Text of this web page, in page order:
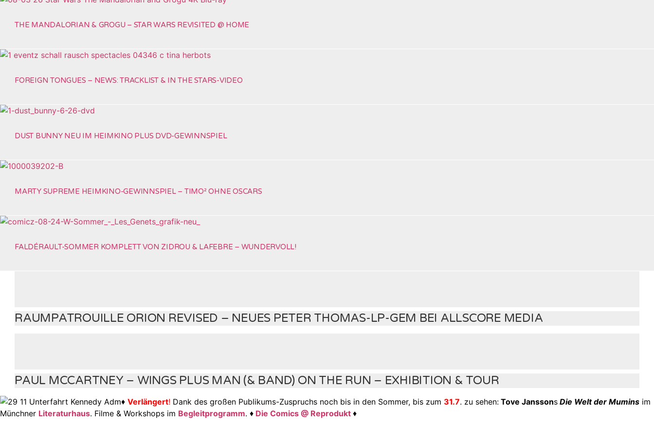
THE MANDALORIAN & GROGU – STAR WARS REVISITED @ HOME
FOREIGN TONGUES – NEWS: TRACKLIST & IN THE STARS-VIDEO
DUST BUNNY NEU IM HEIMKINO PLUS DVD-GEWINNSPIEL
MARTY SUPREME HEIMKINO-GEWINNSPIEL – TIMO² OHNE OSCARS
FALDÉRAULT-SOMMER KOMPLETT VON ZIDROU & LAFEBRE – WUNDERVOLL!
RAUMPATROUILLE ORION REVISED – NEUES PETER THOMAS-LP-GEM BEI ALLSCORE MEDIA
PAUL MCCARTNEY – WINGS PLUS MAN (& BAND) ON THE RUN – EXHIBITION & TOUR
♦ Verlängert! Dank des großen Publikums-Zuspruchs noch bis in den Sommer, bis zum 31.7. zu sehen: Tove Janssons Die Welt der Mumins im
Münchner Literaturhaus. Filme & Workshops im Begleitprogramm. ♦ Die Comics @ Reprodukt ♦